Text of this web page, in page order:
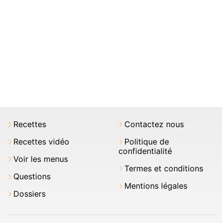
Recettes
Recettes vidéo
Voir les menus
Questions
Dossiers
Contactez nous
Politique de
confidentialité
Termes et conditions
Mentions légales